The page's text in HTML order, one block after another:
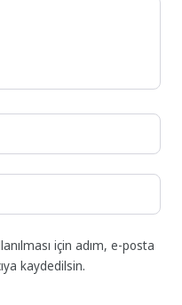
için adım, e-posta
kaydedilsin.